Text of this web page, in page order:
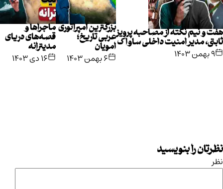
هفت و نیم نکته از مصاحبه پرویز
ثابتی، مدیر امنیت داخلی ساواک
۹ بهمن ۱۴۰۳
بزرگترین امپراتوری
عربی تاریخ؛
امویان
۶ بهمن ۱۴۰۳
ماجراها و
قصه‌های دریای
مدیترانه
۱۶ دی ۱۴۰۳
نظرتان را بنویسید
نظر